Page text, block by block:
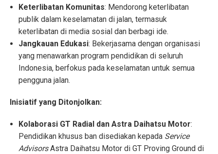
Keterlibatan Komunitas: Mendorong keterlibatan
publik dalam keselamatan di jalan, termasuk
keterlibatan di media sosial dan berbagi ide.
Jangkauan Edukasi: Bekerjasama dengan organisasi
yang menawarkan program pendidikan di seluruh
Indonesia, berfokus pada keselamatan untuk semua
pengguna jalan.
Inisiatif yang Ditonjolkan:
Kolaborasi GT Radial dan Astra Daihatsu Motor:
Pendidikan khusus ban disediakan kepada Service
AdvisorsAstra Daihatsu Motor di GT Proving Ground di